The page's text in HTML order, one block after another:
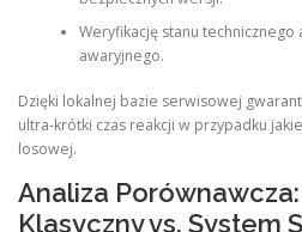
Weryfikację stanu
awaryjnego.
Dzięki lokalnej bazie serwisowej
ultra-krótki czas reakcji w przypadku
losowej.
Analiza
Klasyczny vs. System